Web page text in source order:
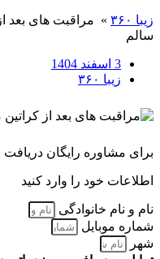
زیبا ۳۶۰ » مراقبت های بعد
سالم
3 اسفند 1404
زیبا ۳۶۰
برای مشاوره رایگان
اطلاعات خود را وارد کنید
نام و نام خانوادگی
شماره موبایل
شهر